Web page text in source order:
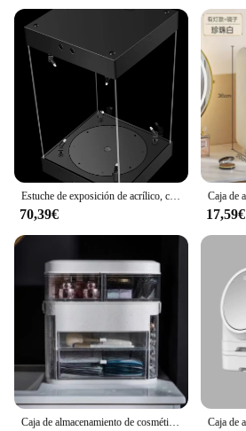
70,39€ 17,59€